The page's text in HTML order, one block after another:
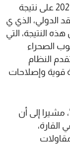
وأضاف تينيل أن المغرب حصل في سنة 2021 على نتيجة
الدولي، الذي ي
النتيجة، التي
الصحراء
النظام
قوية وإصلاحات
مشيرا إلى أن
القارة،